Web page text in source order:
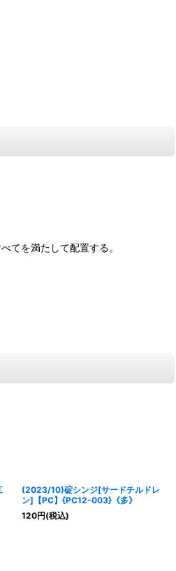
てを満たして配置する。
(2023/10)碇シンジ[サードチルドレ
ン]【PC】{PC12-003}《多》
120円(税込)